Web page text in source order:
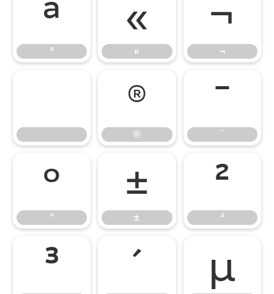
ª
ª
«
«
¬
¬
®
®
¯
¯
°
°
±
±
²
²
³ ´ µ